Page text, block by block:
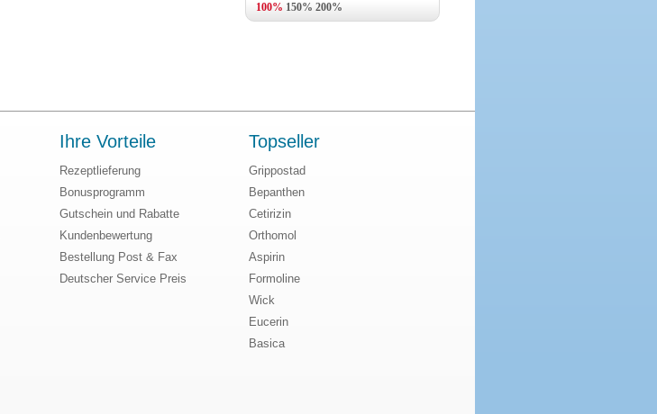
Ihre Vorteile
Rezeptlieferung
Bonusprogramm
Gutschein und Rabatte
Kundenbewertung
Bestellung Post & Fax
Deutscher Service Preis
Topseller
Grippostad
Bepanthen
Cetirizin
Orthomol
Aspirin
Formoline
Wick
Eucerin
Basica